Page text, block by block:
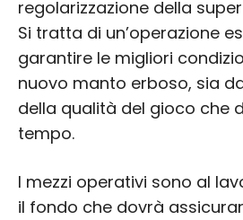
regolarizzazione della
Si tratta di un’operazione
garantire le migliori
nuovo manto erboso, sia
della qualità del gioco che
tempo.
I mezzi operativi sono al
il fondo che dovrà